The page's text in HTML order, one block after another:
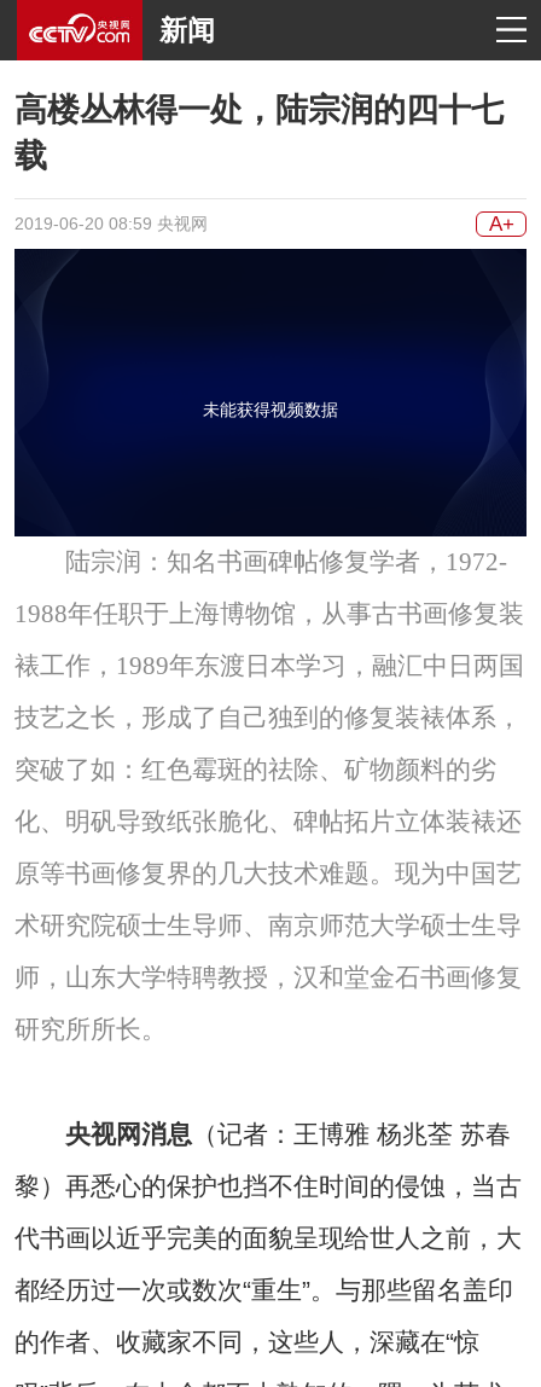
新闻
高楼丛林得一处，陆宗润的四十七
载
2019-06-20 08:59 央视网 A+
未能获得视频数据
陆宗润：知名书画碑帖修复学者，1972-
1988年任职于上海博物馆，从事古书画修复装
裱工作，1989年东渡日本学习，融汇中日两国
技艺之长，形成了自己独到的修复装裱体系，
突破了如：红色霉斑的祛除、矿物颜料的劣
化、明矾导致纸张脆化、碑帖拓片立体装裱还
原等书画修复界的几大技术难题。现为中国艺
术研究院硕士生导师、南京师范大学硕士生导
师，山东大学特聘教授，汉和堂金石书画修复
研究所所长。
央视网消息 （记者：王博雅 杨兆荃 苏春
黎）再悉心的保护也挡不住时间的侵蚀，当古
代书画以近乎完美的面貌呈现给世人之前，大
都经历过一次或数次“重生”。与那些留名盖印
的作者、收藏家不同，这些人，深藏在“惊